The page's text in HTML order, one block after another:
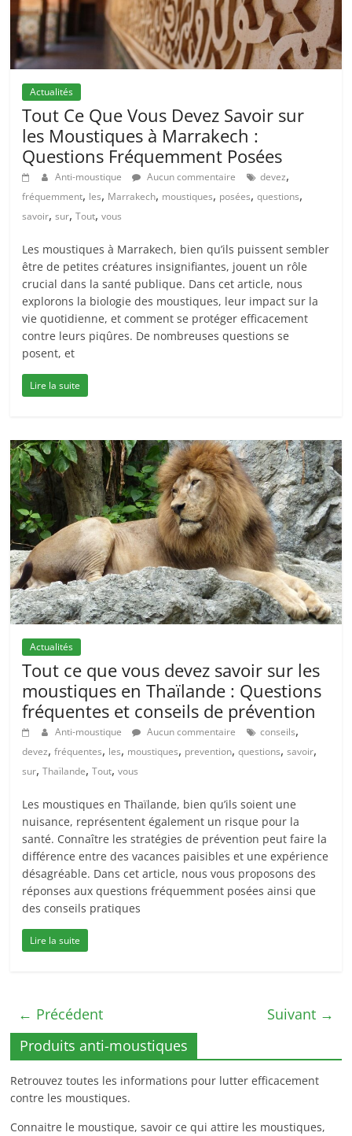
Actualités
Tout Ce Que Vous Devez Savoir sur
les Moustiques à Marrakech :
Questions Fréquemment Posées
Anti-moustique Aucun commentaire devez,
fréquemment, les, Marrakech, moustiques, posées,questions,
savoir,sur,Tout,vous
Les moustiques à Marrakech, bien qu’ils puissent sembler
être de petites créatures insignifiantes, jouent un rôle
crucial dans la santé publique. Dans cet article, nous
explorons la biologie des moustiques, leur impact sur la
vie quotidienne, et comment se protéger efficacement
contre leurs piqûres. De nombreuses questions se
posent, et
Lire la suite
Actualités
Tout ce que vous devez savoir sur les
moustiques en Thaïlande : Questions
fréquentes et conseils de prévention
Anti-moustique Aucun commentaire conseils,
devez,fréquentes, les, moustiques, prevention,questions,savoir,
sur,Thaïlande,Tout,vous
Les moustiques en Thaïlande, bien qu’ils soient une
nuisance, représentent également un risque pour la
santé. Connaître les stratégies de prévention peut faire la
différence entre des vacances paisibles et une expérience
désagréable. Dans cet article, nous vous proposons des
réponses aux questions fréquemment posées ainsi que
des conseils pratiques
Lire la suite
← Précédent
Suivant →
Produits anti-moustiques
Retrouvez toutes les informations pour lutter efficacement
contre les moustiques.
Connaitre le moustique, savoir ce qui attire les moustiques,